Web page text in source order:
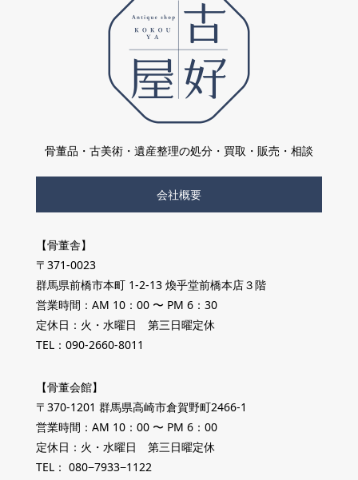
骨董品・古美術・遺産整理の処分・買取・販売・相談
会社概要
【骨董舎】
〒371-0023
群馬県前橋市本町 1-2-13 煥乎堂前橋本店３階
営業時間：AM 10：00 〜 PM 6：30
定休日：火・水曜日 第三日曜定休
TEL：090-2660-8011
【骨董会館】
〒370-1201 群馬県高崎市倉賀野町2466-1
営業時間：AM 10：00 〜 PM 6：00
定休日：火・水曜日 第三日曜定休
TEL： 080−7933−1122